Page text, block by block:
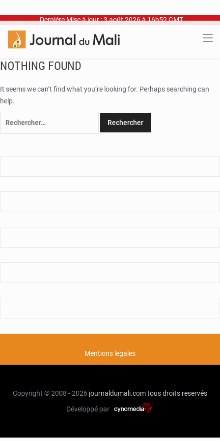
Dernière Mise à jour : 3 août 2026 à 16h52 GMT
NOTHING FOUND
It seems we can’t find what you’re looking for. Perhaps searching can
help.
Mentions legales
Copyright © 2008 - 2026 journaldumali.comtous droits reservés
Développé par